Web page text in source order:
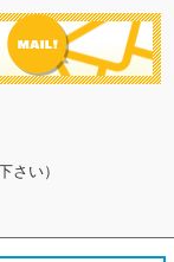
さい）